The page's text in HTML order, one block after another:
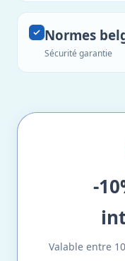
Normes
Sécurité garantie
-
Valable entre